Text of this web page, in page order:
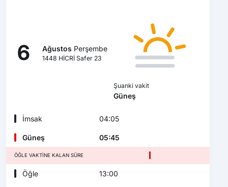
6 Ağustos Perşembe
1448 HİCRİ Safer 23
Şuanki vakit
Güneş
İmsak 04:05
Güneş 05:45
ÖĞLE VAKTINE KALAN SÜRE
Öğle 13:00